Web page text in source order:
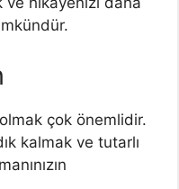
çok önemlidir.
kalmak ve tutarlı